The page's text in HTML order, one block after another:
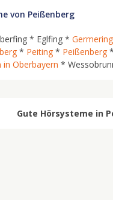
von Peißenberg
* Eglfing * Germering
* Peiting * Peißenberg *
in Oberbayern *
Gute Hörsysteme in